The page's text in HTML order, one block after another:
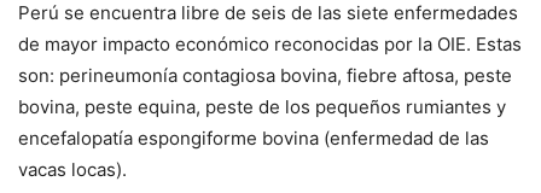
Perú se encuentra libre de seis de las siete enfermedades
de mayor impacto económico reconocidas por la OIE. Estas
son: perineumonía contagiosa bovina, fiebre aftosa, peste
bovina, peste equina, peste de los pequeños rumiantes y
encefalopatía espongiforme bovina (enfermedad de las
vacas locas).